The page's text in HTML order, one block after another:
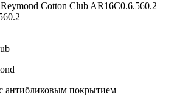
Cotton Club AR16C0.6.560.2
антибликовым покрытием